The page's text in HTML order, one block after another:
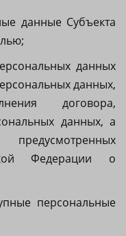
данные Субъекта
данных
данных,
договора,
данных, а
Федерации о
персональные